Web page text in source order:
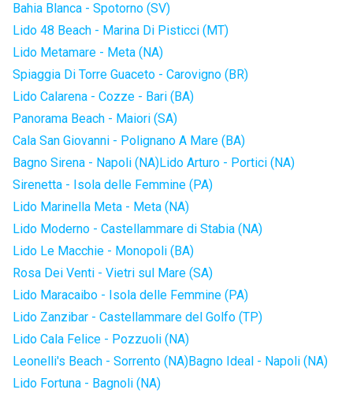
Bahia Blanca - Spotorno (SV)
Lido 48 Beach - Marina Di Pisticci (MT)
Lido Metamare - Meta (NA)
Spiaggia Di Torre Guaceto - Carovigno (BR)
Lido Calarena - Cozze - Bari (BA)
Panorama Beach - Maiori (SA)
Cala San Giovanni - Polignano A Mare (BA)
Bagno Sirena - Napoli (NA)Lido Arturo - Portici (NA)
Sirenetta - Isola delle Femmine (PA)
Lido Marinella Meta - Meta (NA)
Lido Moderno - Castellammare di Stabia (NA)
Lido Le Macchie - Monopoli (BA)
Rosa Dei Venti - Vietri sul Mare (SA)
Lido Maracaibo - Isola delle Femmine (PA)
Lido Zanzibar - Castellammare del Golfo (TP)
Lido Cala Felice - Pozzuoli (NA)
Leonelli's Beach - Sorrento (NA)Bagno Ideal - Napoli (NA)
Lido Fortuna - Bagnoli (NA)